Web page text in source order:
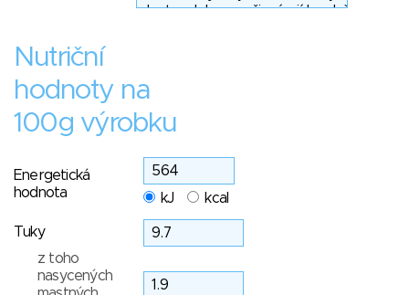
Nutriční
hodnoty na
100g výrobku
Energetická
hodnota
kJ kcal
Tuky
z toho
nasycených